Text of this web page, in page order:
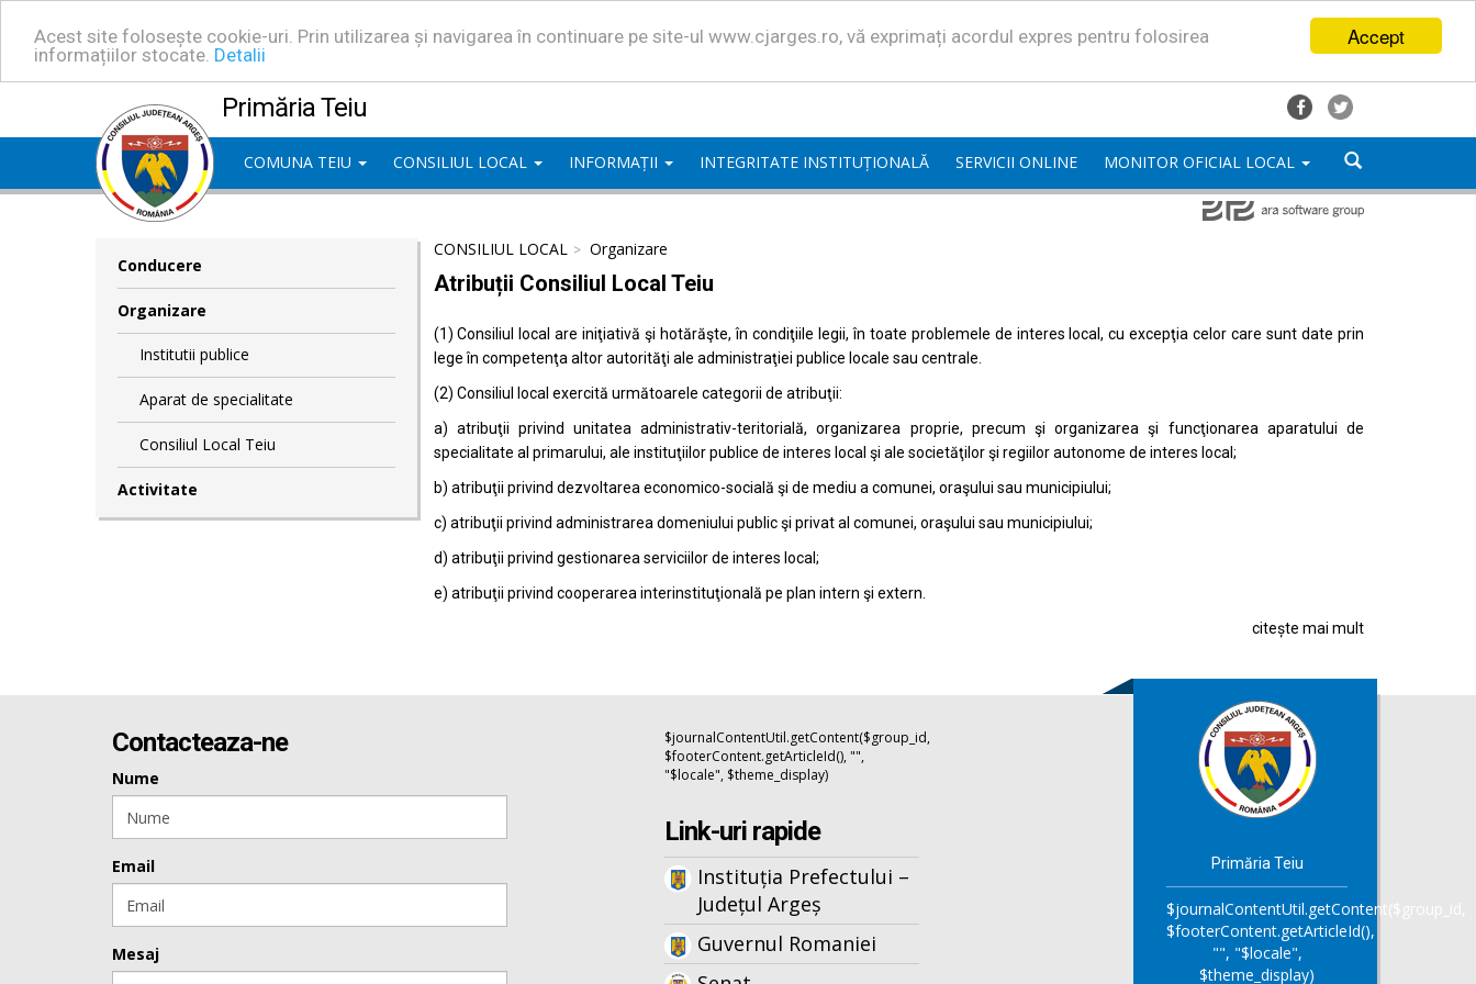
Accept
Acest site folosește cookie-uri. Prin utilizarea și navigarea în continuare pe site-ul www.cjarges.ro, vă exprimați acordul expres pentru folosirea
informațiilor stocate. Detalii
Primăria Teiu
COMUNA TEIU CONSILIUL LOCAL INFORMAȚII INTEGRITATE INSTITUȚIONALĂ SERVICII ONLINE MONITOR OFICIAL LOCAL
Conducere
Organizare
Institutii publice
Aparat de specialitate
Consiliul Local Teiu
Activitate
CONSILIUL LOCAL Organizare
Atribuții Consiliul Local Teiu
(1) Consiliul local are iniţiativă şi hotărăşte, în condiţiile legii, în toate problemele de interes local, cu excepţia celor care sunt date prin
lege în competenţa altor autorităţi ale administraţiei publice locale sau centrale.
(2) Consiliul local exercită următoarele categorii de atribuţii:
a) atribuţii privind unitatea administrativ-teritorială, organizarea proprie, precum şi organizarea şi funcţionarea aparatului de
specialitate al primarului, ale instituţiilor publice de interes local şi ale societăţilor şi regiilor autonome de interes local;
b) atribuţii privind dezvoltarea economico-socială şi de mediu a comunei, oraşului sau municipiului;
c) atribuţii privind administrarea domeniului public şi privat al comunei, oraşului sau municipiului;
d) atribuţii privind gestionarea serviciilor de interes local;
e) atribuţii privind cooperarea interinstituţională pe plan intern şi extern.
citește mai mult
Contacteaza-ne
Nume
Email
Mesaj
$journalContentUtil.getContent($group_id,
$footerContent.getArticleId(), "",
"$locale", $theme_display)
Link-uri rapide
Instituția Prefectului –
Județul Argeș
Guvernul Romaniei
Primăria Teiu
$journalContentUtil.getContent($group_id,
$footerContent.getArticleId(),
"", "$locale",
$theme_display)